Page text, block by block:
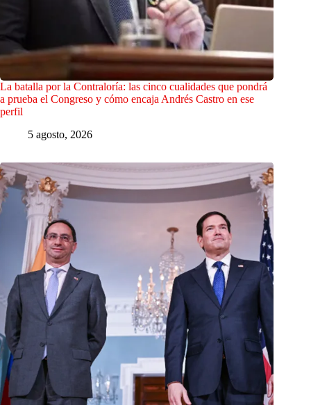
La batalla por la Contraloría: las cinco cualidades que pondrá
a prueba el Congreso y cómo encaja Andrés Castro en ese
perfil
5 agosto, 2026